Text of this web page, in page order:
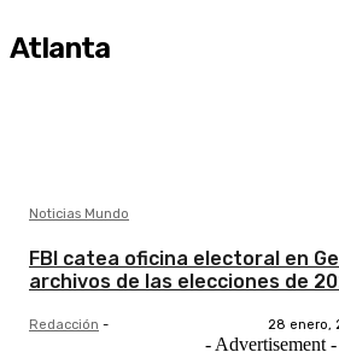
Atlanta
Noticias Mundo
FBI catea oficina electoral en
archivos de las elecciones de
Redacción - 28 enero,
- Advertisement -